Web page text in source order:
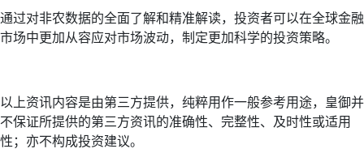
通过对非农数据的全面了解和精准解读，投资者可以在全球金融
市场中更加从容应对市场波动，制定更加科学的投资策略。
以上资讯内容是由第三方提供，纯粹用作一般参考用途，皇御并
不保证所提供的第三方资讯的准确性、完整性、及时性或适用
性；亦不构成投资建议。